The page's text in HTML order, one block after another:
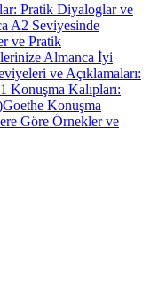
Pratik Diyaloglar ve
A2 Seviyesinde
ve Pratik
Almanca İyi
ve Açıklamaları:
Konuşma Kalıpları:
Goethe Konuşma
Göre Örnekler ve